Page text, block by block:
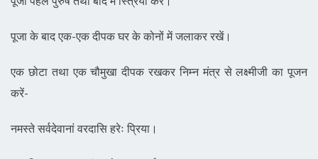
पूजा के बाद एक-एक दीपक घर के कोनों में जलाकर रखें।
एक छोटा तथा एक चौमुखा दीपक रखकर निम्न मंत्र से लक्ष्मीजी का पूजन
करें-
नमस्ते सर्वदेवानां वरदासि हरेः प्रिया।